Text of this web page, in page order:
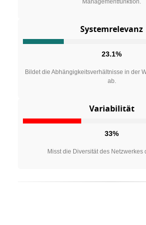
Managementfunktion.
Systemrelevanz
23.1%
Bildet die Abhängigkeitsverhältnisse in der
ab.
Variabilität
33%
Misst die Diversität des Netzwerkes